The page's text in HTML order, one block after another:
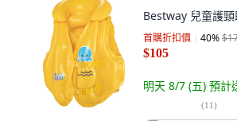
Bestway 兒童護
首購折扣價 40%
$105
明天 8/7 (五) 預計
(11)